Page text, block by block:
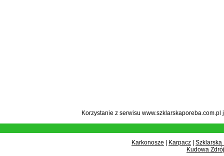
Korzystanie z serwisu
Karkonosze Karpacz
Szklarska
Kudowa